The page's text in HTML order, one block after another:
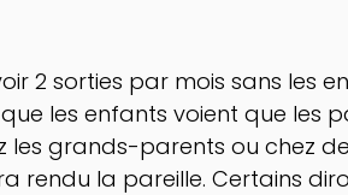
2 sorties par mois sans les
les enfants voient que les
les grands-parents ou chez
rendu la pareille. Certains